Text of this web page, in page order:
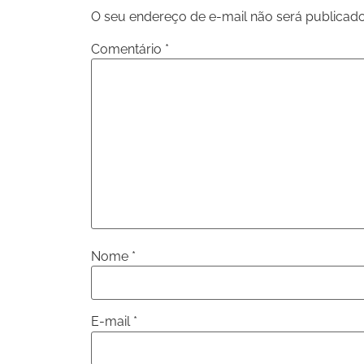
O seu endereço de e-mail não será
Comentário *
Nome *
E-mail *